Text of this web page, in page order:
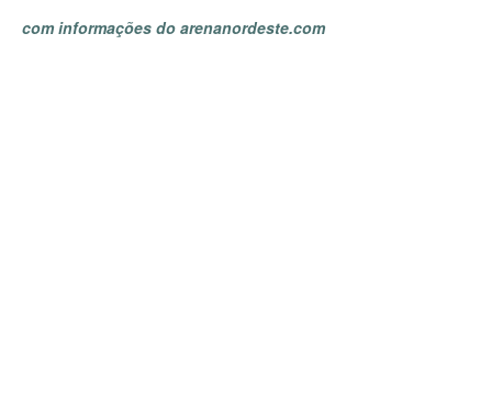
com informações do arenanordeste.com